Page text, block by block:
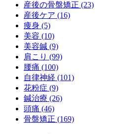
産後の骨盤矯正 (23)
産後ケア (16)
痩身 (5)
美容 (10)
美容鍼 (9)
肩こり (99)
腰痛 (100)
自律神経 (101)
花粉症 (9)
鍼治療 (26)
頭痛 (46)
骨盤矯正 (169)